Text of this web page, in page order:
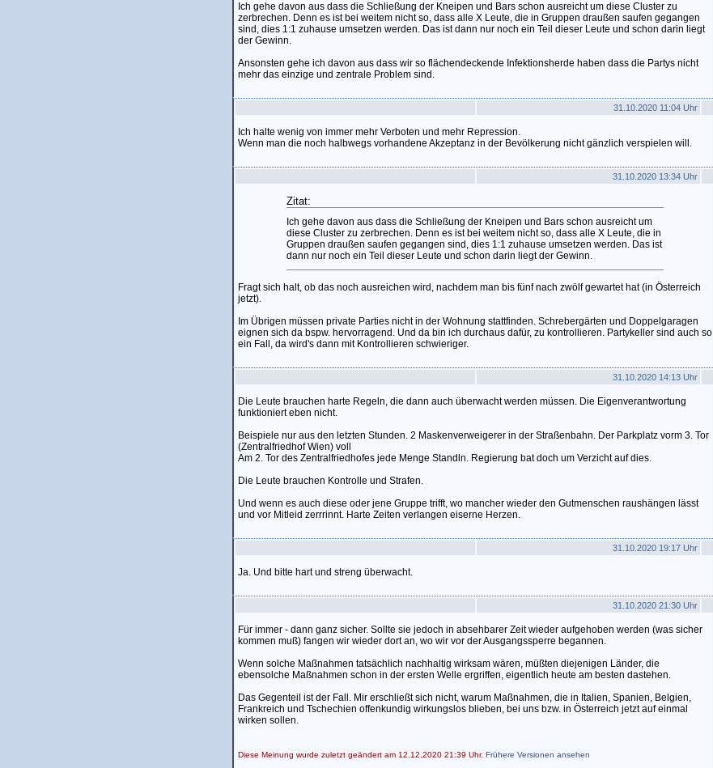
Ich gehe davon aus dass die Schließung der Kneipen und Bars schon ausreicht um diese Cluster zu
zerbrechen. Denn es ist bei weitem nicht so, dass alle X Leute, die in Gruppen draußen saufen gegangen
sind, dies 1:1 zuhause umsetzen werden. Das ist dann nur noch ein Teil dieser Leute und schon darin liegt
der Gewinn.
Ansonsten gehe ich davon aus dass wir so flächendeckende Infektionsherde haben dass die Partys nicht
mehr das einzige und zentrale Problem sind.
31.10.2020 11:04 Uhr
Ich halte wenig von immer mehr Verboten und mehr Repression.
Wenn man die noch halbwegs vorhandene Akzeptanz in der Bevölkerung nicht gänzlich verspielen will.
31.10.2020 13:34 Uhr
Zitat:
Ich gehe davon aus dass die Schließung der Kneipen und Bars schon ausreicht um
diese Cluster zu zerbrechen. Denn es ist bei weitem nicht so, dass alle X Leute, die in
Gruppen draußen saufen gegangen sind, dies 1:1 zuhause umsetzen werden. Das ist
dann nur noch ein Teil dieser Leute und schon darin liegt der Gewinn.
Fragt sich halt, ob das noch ausreichen wird, nachdem man bis fünf nach zwölf gewartet hat (in Österreich
jetzt).
Im Übrigen müssen private Parties nicht in der Wohnung stattfinden. Schrebergärten und Doppelgaragen
eignen sich da bspw. hervorragend. Und da bin ich durchaus dafür, zu kontrollieren. Partykeller sind auch so
ein Fall, da wird's dann mit Kontrollieren schwieriger.
31.10.2020 14:13 Uhr
Die Leute brauchen harte Regeln, die dann auch überwacht werden müssen. Die Eigenverantwortung
funktioniert eben nicht.
Beispiele nur aus den letzten Stunden. 2 Maskenverweigerer in der Straßenbahn. Der Parkplatz vorm 3. Tor
(Zentralfriedhof Wien) voll
Am 2. Tor des Zentralfriedhofes jede Menge Standln. Regierung bat doch um Verzicht auf dies.
Die Leute brauchen Kontrolle und Strafen.
Und wenn es auch diese oder jene Gruppe trifft, wo mancher wieder den Gutmenschen raushängen lässt
und vor Mitleid zerrrinnt. Harte Zeiten verlangen eiserne Herzen.
31.10.2020 19:17 Uhr
Ja. Und bitte hart und streng überwacht.
31.10.2020 21:30 Uhr
Für immer - dann ganz sicher. Sollte sie jedoch in absehbarer Zeit wieder aufgehoben werden (was sicher
kommen muß) fangen wir wieder dort an, wo wir vor der Ausgangssperre begannen.
Wenn solche Maßnahmen tatsächlich nachhaltig wirksam wären, müßten diejenigen Länder, die
ebensolche Maßnahmen schon in der ersten Welle ergriffen, eigentlich heute am besten dastehen.
Das Gegenteil ist der Fall. Mir erschließt sich nicht, warum Maßnahmen, die in Italien, Spanien, Belgien,
Frankreich und Tschechien offenkundig wirkungslos blieben, bei uns bzw. in Österreich jetzt auf einmal
wirken sollen.
Diese Meinung wurde zuletzt geändert am 12.12.2020 21:39 Uhr. Frühere Versionen ansehen